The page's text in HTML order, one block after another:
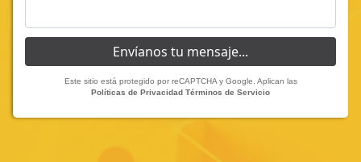
Este sitio está protegido por reCAPTCHA y Google. Aplican las
Políticas de Privacidad Términos de Servicio